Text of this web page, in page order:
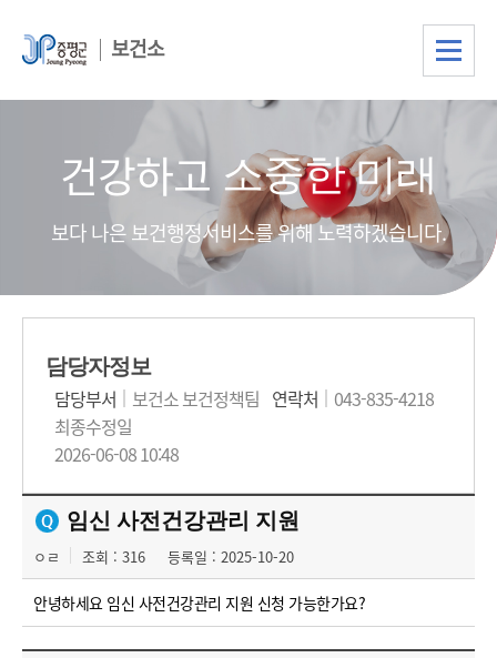
보건소
건강하고 소중한 미래
보다 나은 보건행정서비스를 위해 노력하겠습니다.
담당자정보
담당부서 보건소 보건정책팀 연락처
043-835-4218
최종수정일
2026-06-08 10:48
임신 사전건강관리 지원
ㅇㄹ 조회 : 316 등록일 : 2025-10-20
안녕하세요 임신 사전건강관리 지원 신청 가능한가요?